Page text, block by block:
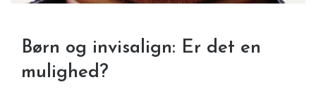
Børn og invisalign: Er det en
mulighed?